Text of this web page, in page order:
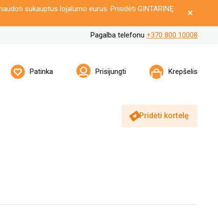
sukauptus lojalumo eurus. Prisidėti GINTARINĘ
Pagalba telefonu +370 800 10008
Patinka Prisijungti Krepšelis
Pridėti kortelę